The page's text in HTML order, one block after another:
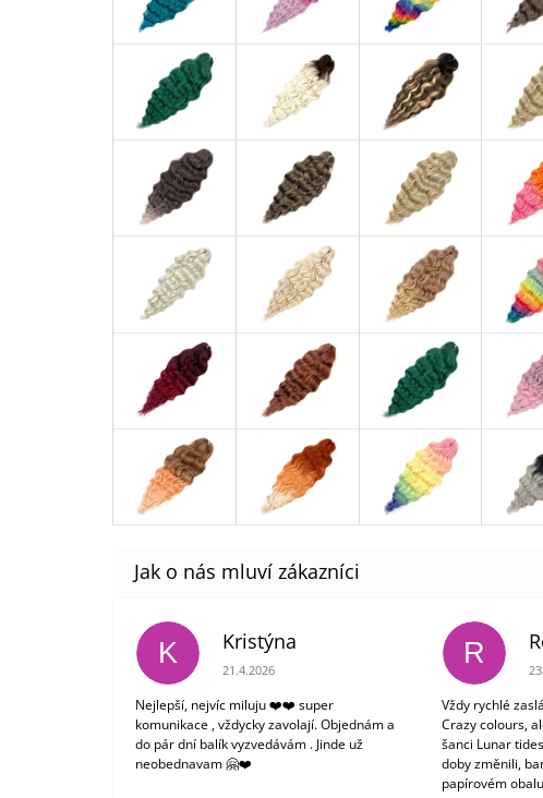
K Kristýna
Hodnocení obchodu je 5 z 5 hvězdiček.
21.4.2026
Nejlepší, nejvíc miluju ❤️❤️ super
komunikace , vždycky zavolají. Objednám a
do pár dní balík vyzvedávám . Jinde už
neobednavam 🤗❤️
R
Vždy rychlé
Crazy colours,
šanci Lunar
doby změnili,
papírovém